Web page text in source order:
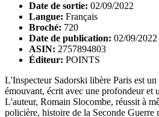
Date de sortie: 02/09/2022
Langue: Français
Broché: 720
Date de publication: 02/09/2022
ASIN: 2757894803
Éditeur: POINTS
L'Inspecteur Sadorski libère Paris est
émouvant, écrit avec une profondeur et
L'auteur, Romain Slocombe, réussit à
policière, histoire de la Seconde Guerre